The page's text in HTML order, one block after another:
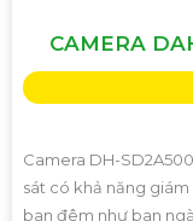
CAMERA
Camera DH-
sát có khả năng
ban đêm như ban